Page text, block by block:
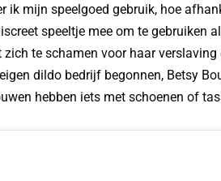
ik mijn speelgoed gebruik, hoe
speeltje mee om te gebruiken
te schamen voor haar
dildo bedrijf begonnen, Betsy
hebben iets met schoenen of